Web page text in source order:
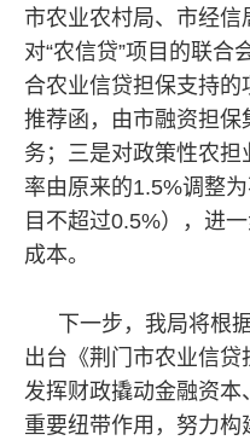
市农业农村局、市经信
对“农信贷”项目的联合
合农业信贷担保支持
推荐函，由市融资担
务；三是对政策性农
率由原来的1.5%调整
目不超过0.5%），进
成本。
下一步，我局将根
出台《荆门市农业信
发挥财政撬动金融资
重要纽带作用，努力